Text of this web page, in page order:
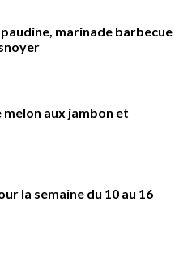
marinade barbecue
melon aux jambon et
la semaine du 10 au 16